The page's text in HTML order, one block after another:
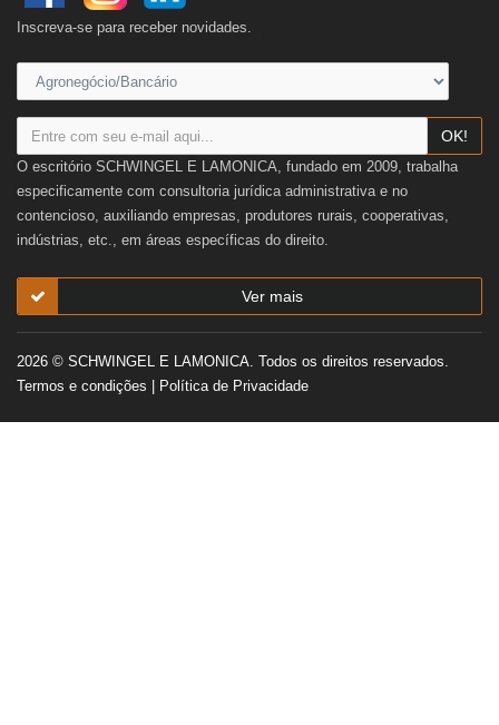
Inscreva-se para receber novidades.
OK!
O escritório SCHWINGEL E LAMONICA, fundado em 2009, trabalha
especificamente com consultoria jurídica administrativa e no
contencioso, auxiliando empresas, produtores rurais, cooperativas,
indústrias, etc., em áreas específicas do direito.
Ver mais
2026 © SCHWINGEL E LAMONICA. Todos os direitos reservados.
Termos e condições
Política de Privacidade